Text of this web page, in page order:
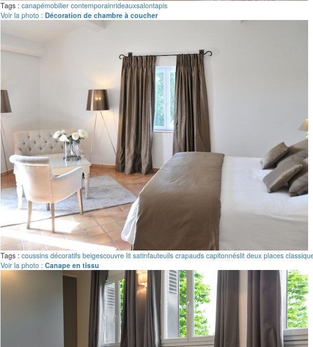
Tags : canapémobilier contemporainrideauxsalontapis
Voir la photo : Décoration de chambre à coucher
Tags : coussins décoratifs beigescouvre lit satinfauteuils crapauds capitonnéslit deux places
Voir la photo : Canape en tissu